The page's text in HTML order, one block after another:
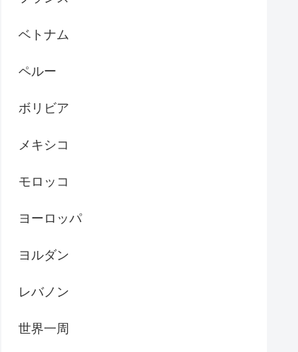
ベトナム
ペルー
ボリビア
メキシコ
モロッコ
ヨーロッパ
ヨルダン
レバノン
世界一周